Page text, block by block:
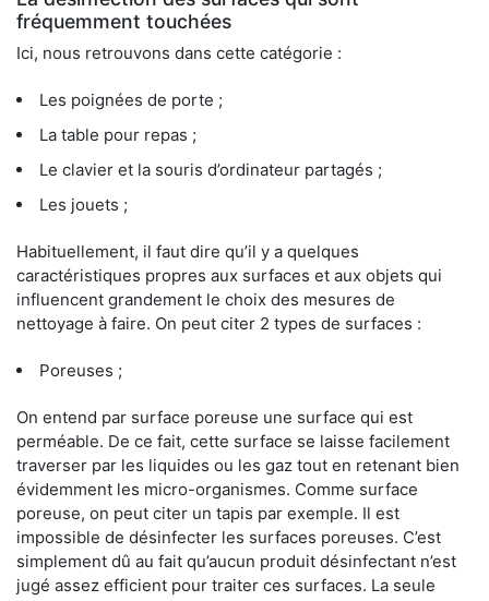
fréquemment touchées
Ici, nous retrouvons dans cette catégorie :
Les poignées de porte ;
La table pour repas ;
Le clavier et la souris d’ordinateur partagés ;
Les jouets ;
Habituellement, il faut dire qu’il y a quelques
caractéristiques propres aux surfaces et aux objets qui
influencent grandement le choix des mesures de
nettoyage à faire. On peut citer 2 types de surfaces :
Poreuses ;
On entend par surface poreuse une surface qui est
perméable. De ce fait, cette surface se laisse facilement
traverser par les liquides ou les gaz tout en retenant bien
évidemment les micro-organismes. Comme surface
poreuse, on peut citer un tapis par exemple. Il est
impossible de désinfecter les surfaces poreuses. C’est
simplement dû au fait qu’aucun produit désinfectant n’est
jugé assez efficient pour traiter ces surfaces. La seule